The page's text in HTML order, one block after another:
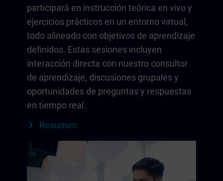
participará en instrucción teórica en vivo y
ejercicios prácticos en un entorno virtual,
todo alineado con objetivos de aprendizaje
definidos. Estas sesiones incluyen
interacción directa con nuestro consultor
de aprendizaje, discusiones grupales y
oportunidades de preguntas y respuestas
en tiempo real.
Resumen